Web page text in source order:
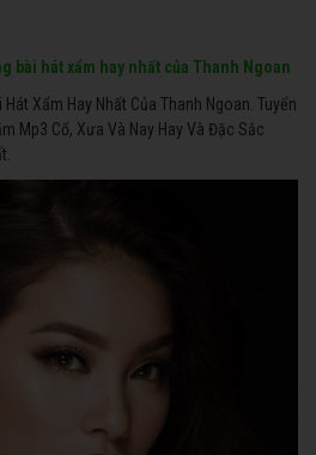
bài hát xẩm hay nhất của Thanh Ngoan
Xẩm Hay Nhất Của Thanh Ngoan. Tuyển
Mp3 Cổ, Xưa Và Nay Hay Và Đặc Sắc